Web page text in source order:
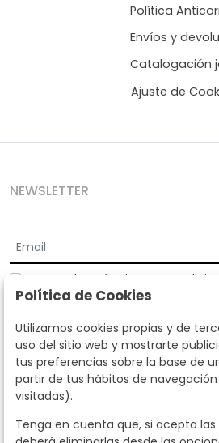
Política
Envíos y
Catalogación
Ajuste de
NEWSLETTER
Acepto los Términos y
privacidad
Según la LOPD y disposiciones de
datos personales serán tratados por
finalidad de gestionar la relación
derechos de acceso, rectificación,
derechos en los términos establecidos
dirigiéndote a nosotros. Asimismo, nos
llamando al teléfono 915159584 o
Política de Cookies
Utilizamos cookies propias y de
uso del sitio web y mostrarte
tus preferencias sobre la base de
partir de tus hábitos de
visitadas).
Tenga en cuenta que, si acepta